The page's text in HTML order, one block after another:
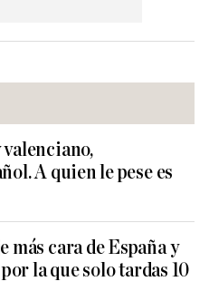
valenciano,
A quien le pese es
más cara de España y
la que solo tardas 10